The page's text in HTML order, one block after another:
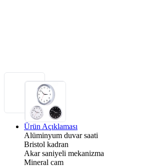
Ürün Açıklaması
Alüminyum duvar saati
Bristol kadran
Akar saniyeli mekanizma
Mineral cam